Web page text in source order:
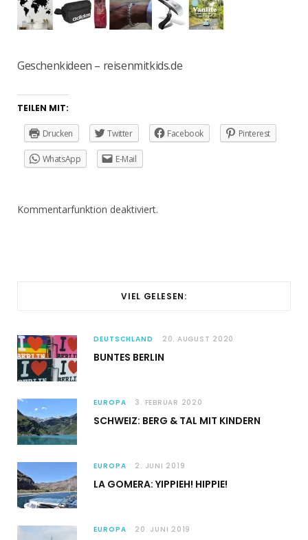
Geschenkideen – reisenmitkids.de
TEILEN MIT:
Drucken Twitter Facebook Pinterest
WhatsApp E-Mail
Kommentarfunktion deaktiviert.
VIEL GELESEN:
DEUTSCHLAND 20. AUGUST 2020
BUNTES BERLIN
EUROPA 3. FEBRUAR 2020
SCHWEIZ: BERG & TAL MIT KINDERN
EUROPA 2. JUNI 2019
LA GOMERA: YIPPIEH! HIPPIE!
EUROPA 20. JUNI 2019